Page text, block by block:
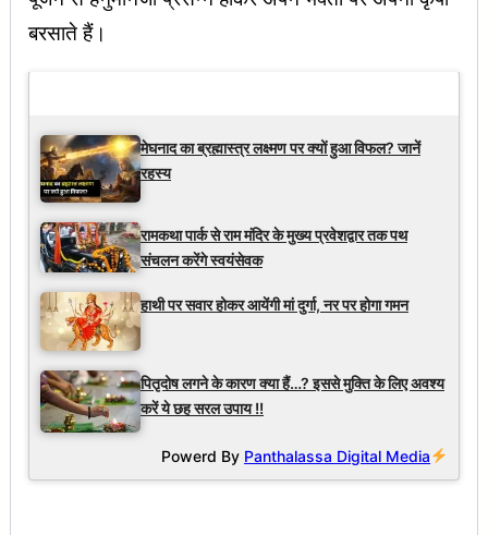
बरसाते हैं।
मेघनाद का ब्रह्मास्त्र लक्ष्मण पर क्यों हुआ विफल? जानें
रहस्य
रामकथा पार्क से राम मंदिर के मुख्य प्रवेशद्वार तक पथ
संचलन करेंगे स्वयंसेवक
हाथी पर सवार होकर आयेंगी मां दुर्गा, नर पर होगा गमन
पितृदोष लगने के कारण क्या हैं…? इससे मुक्ति के लिए अवश्य
करें ये छह सरल उपाय !!
Powerd By Panthalassa Digital Media